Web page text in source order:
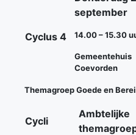
Cyclus 4
september
14.00 – 15.30
Gemeentehuis
Coevorden
Themagroep Goede en
Cycli
Ambtelijke